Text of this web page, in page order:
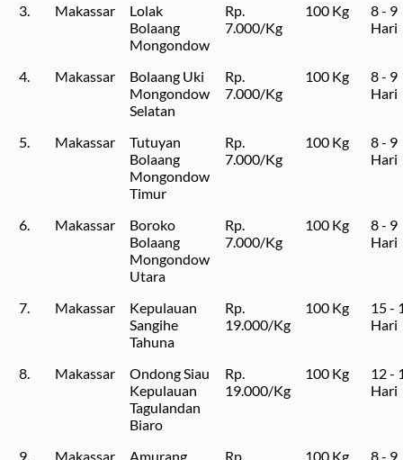
3.
Makassar
Lolak
Bolaang
Mongondow
Rp.
7.000/Kg
100 Kg
8 - 9
Hari
4. Makassar
Bolaang Uki
Mongondow
Selatan
Rp.
7.000/Kg
100 Kg
8 - 9
Hari
5. Makassar
Tutuyan
Bolaang
Mongondow
Timur
Rp.
7.000/Kg
100 Kg
8 - 9
Hari
6. Makassar
Boroko
Bolaang
Mongondow
Utara
Rp.
7.000/Kg
100 Kg
8 - 9
Hari
7. Makassar
Kepulauan
Sangihe
Tahuna
Rp.
19.000/Kg
100 Kg
15 -
Hari
8. Makassar
Ondong Siau
Kepulauan
Tagulandan
Biaro
Rp.
19.000/Kg
100 Kg
12 -
Hari
9. Makassar Amurang
Rp.
100 Kg
8 - 9